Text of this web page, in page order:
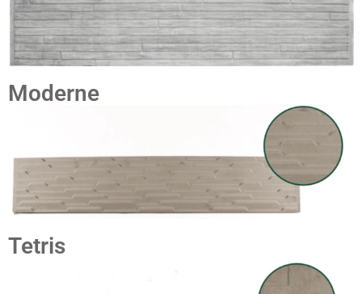
Moderne
Tetris